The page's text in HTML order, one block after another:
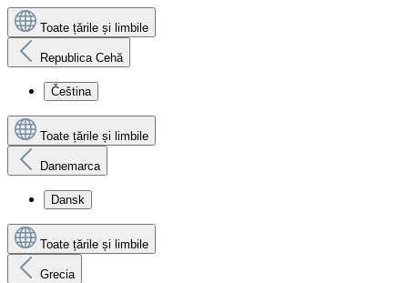
Toate țările și limbile
Republica Cehă
Čeština
Toate țările și limbile
Danemarca
Dansk
Toate țările și limbile
Grecia